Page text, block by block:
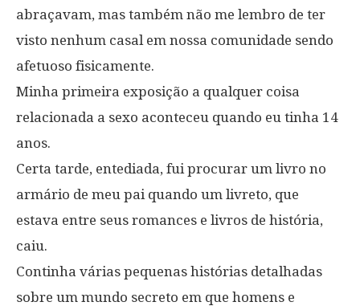
abraçavam, mas também não me lembro de ter
visto nenhum casal em nossa comunidade sendo
afetuoso fisicamente.
Minha primeira exposição a qualquer coisa
relacionada a sexo aconteceu quando eu tinha 14
anos.
Certa tarde, entediada, fui procurar um livro no
armário de meu pai quando um livreto, que
estava entre seus romances e livros de história,
caiu.
Continha várias pequenas histórias detalhadas
sobre um mundo secreto em que homens e